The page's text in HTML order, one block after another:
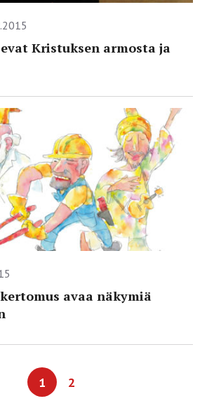
Kristuksen armosta ja
avaa näkymiä
1 2